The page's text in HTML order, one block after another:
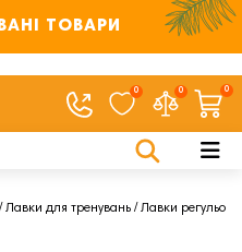
ТОВАРИ
0 0 0
Лавки для тренувань Лавки